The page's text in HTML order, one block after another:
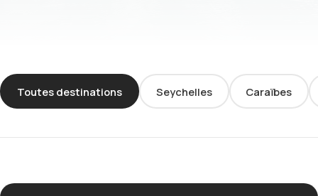
Toutes destinations Seychelles Caraïbes